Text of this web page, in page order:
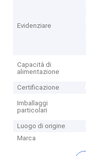
Evidenziare
Capacità di
alimentazione
Certificazione
Imballaggi
particolari
Luogo di origine
Marca